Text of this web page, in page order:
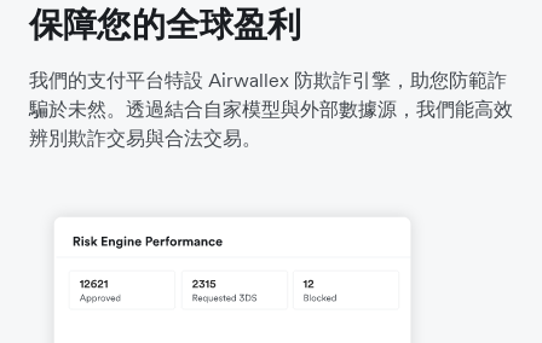
保障您的全球盈利
我們的支付平台特設 Airwallex 防欺詐引擎，助您防範詐
騙於未然。透過結合自家模型與外部數據源，我們能高效
辨別欺詐交易與合法交易。